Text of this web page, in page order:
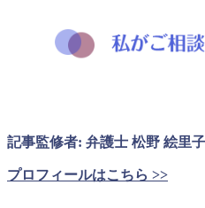
記事監修者: 弁護士 松野 絵里子
プロフィールはこちら >>